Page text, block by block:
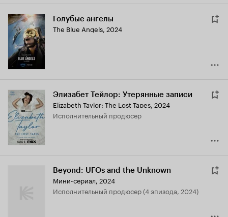
Голубые ангелы
The Blue Angels, 2024
Элизабет Тейлор: Утерянные записи
Elizabeth Taylor: The Lost Tapes, 2024
исполнительный продюсер
Beyond: UFOs and the Unknown
Мини-сериал, 2024
исполнительный продюсер (4 эпизода, 2024)